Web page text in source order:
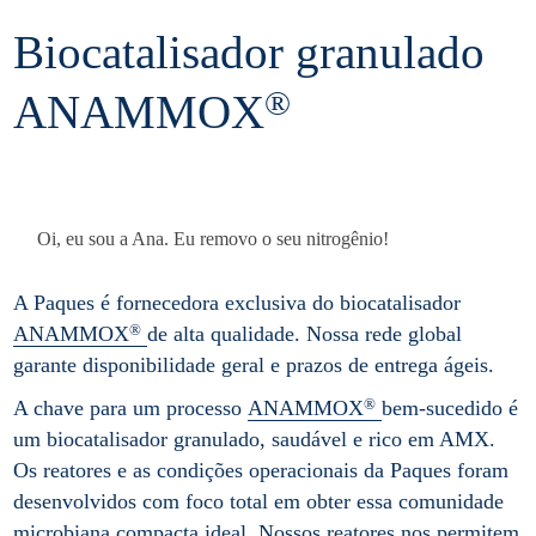
Biocatalisador granulado
ANAMMOX®
A Paques é fornecedora exclusiva do biocatalisador
ANAMMOX® de alta qualidade. Nossa rede global
garante disponibilidade geral e prazos de entrega ágeis.
A chave para um processoANAMMOX® bem-sucedido é
um biocatalisador granulado, saudável e rico em AMX.
Os reatores e as condições operacionais da Paques foram
desenvolvidos com foco total em obter essa comunidade
Oi, eu sou a Ana. Eu removo o seu nitrogênio!